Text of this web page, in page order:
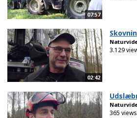
07:57
02:42
3.129
365 views